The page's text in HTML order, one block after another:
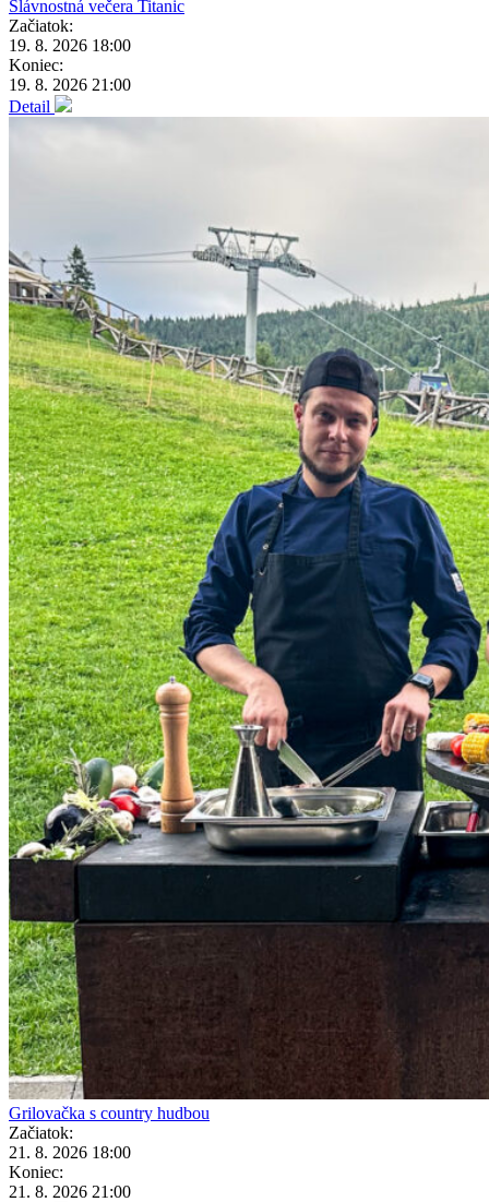
Slávnostná večera Titanic
Začiatok:
19. 8. 2026 18:00
Koniec:
19. 8. 2026 21:00
Detail
Grilovačka s country hudbou
Začiatok:
21. 8. 2026 18:00
Koniec:
21. 8. 2026 21:00